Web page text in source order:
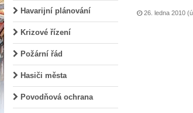
Havarijní plánování
Krizové řízení
Požární řád
Hasiči města
Povodňová ochrana
26. ledna 2010